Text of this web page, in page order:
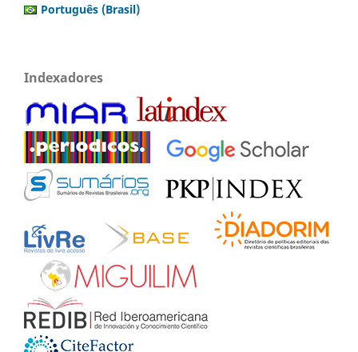
Português (Brasil)
Indexadores